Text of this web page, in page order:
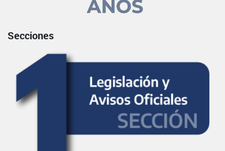
Secciones